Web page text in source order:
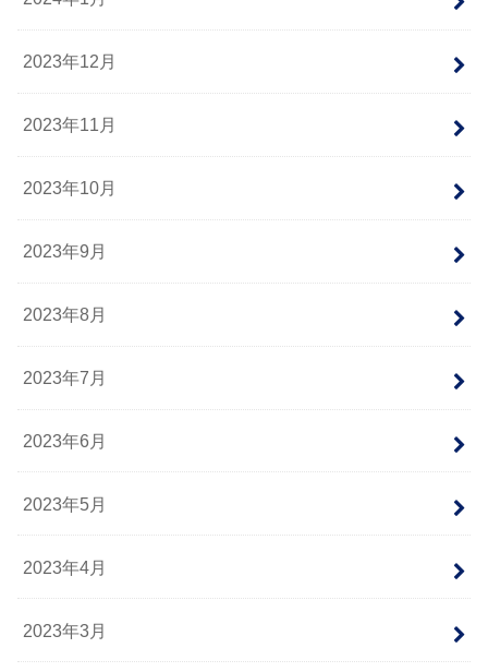
2023年12月
2023年11月
2023年10月
2023年9月
2023年8月
2023年7月
2023年6月
2023年5月
2023年4月
2023年3月